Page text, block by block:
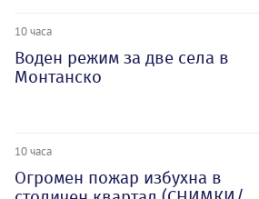
10 часа
Воден режим за две села в
Монтанско
10 часа
Огромен пожар избухна в